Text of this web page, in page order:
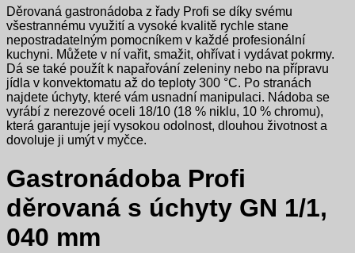
Děrovaná gastronádoba z řady Profi se díky svému
všestrannému využití a vysoké kvalitě rychle stane
nepostradatelným pomocníkem v každé profesionální
kuchyni. Můžete v ní vařit, smažit, ohřívat i vydávat pokrmy.
Dá se také použít k napařování zeleniny nebo na přípravu
jídla v konvektomatu až do teploty 300 °C. Po stranách
najdete úchyty, které vám usnadní manipulaci. Nádoba se
vyrábí z nerezové oceli 18/10 (18 % niklu, 10 % chromu),
která garantuje její vysokou odolnost, dlouhou životnost a
dovoluje ji umýt v myčce.
Gastronádoba Profi
děrovaná s úchyty GN 1/1,
040 mm